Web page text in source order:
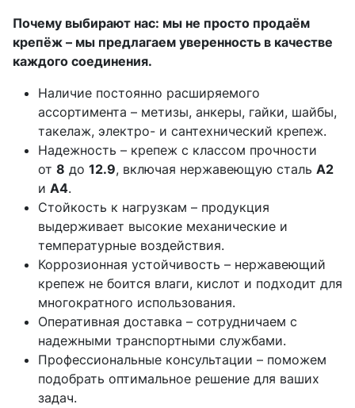
Почему выбирают нас: мы не просто продаём
крепёж – мы предлагаем уверенность в качестве
каждого соединения.
Наличие постоянно расширяемого
ассортимента – метизы, анкеры, гайки, шайбы,
такелаж, электро- и сантехнический крепеж.
Надежность – крепеж с классом прочности
от 8 до 12.9, включая нержавеющую сталь А2
и А4.
Стойкость к нагрузкам – продукция
выдерживает высокие механические и
температурные воздействия.
Коррозионная устойчивость – нержавеющий
крепеж не боится влаги, кислот и подходит для
многократного использования.
Оперативная доставка – сотрудничаем с
надежными транспортными службами.
Профессиональные консультации – поможем
подобрать оптимальное решение для ваших
задач.